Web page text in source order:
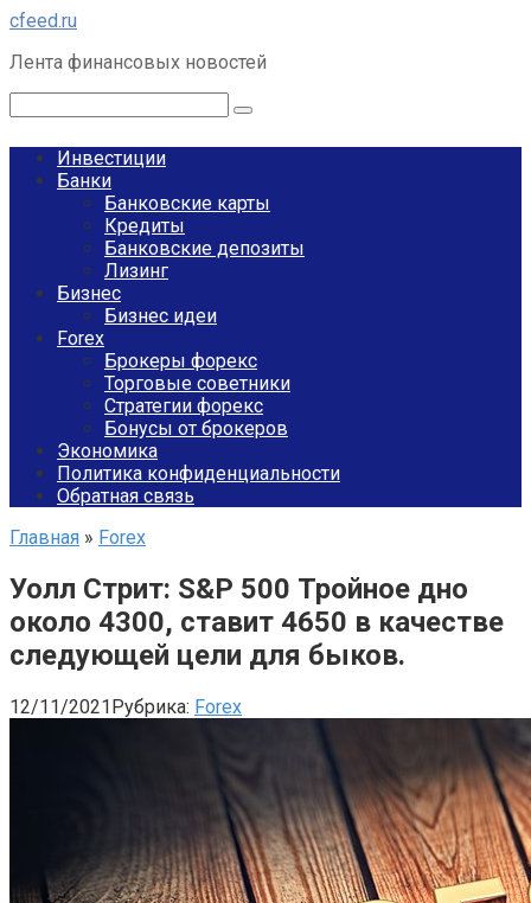
Перейти
контенту
cfeed.ru
Лента финансовых новостей
Инвестиции
Банки
Банковские карты
Кредиты
Банковские депозиты
Лизинг
Бизнес
Бизнес идеи
Forex
Брокеры форекс
Торговые советники
Стратегии форекс
Бонусы от брокеров
Экономика
Политика конфиденциальности
Обратная связь
Главная » Forex
Уолл Стрит: S&P 500 Тройное дно
около 4300, ставит 4650 в качестве
следующей цели для быков.
12/11/2021Рубрика: Forex